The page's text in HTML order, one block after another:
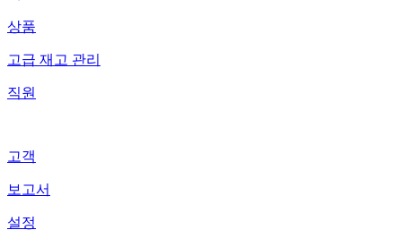
상품
고급 재고 관리
직원
고객
보고서
설정